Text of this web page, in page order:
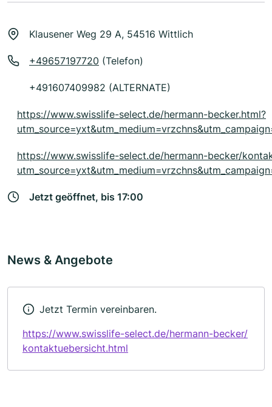
Klausener Weg 29 A, 54516 Wittlich
+49657197720 (Telefon)
+491607409982 (ALTERNATE)
https://www.swisslife-select.de/hermann-becker.html?
https://www.swisslife-select.de/hermann-becker/
Jetzt geöffnet, bis 17:00
News & Angebote
Jetzt Termin vereinbaren.
https://www.swisslife-select.de/hermann-becker/
kontaktuebersicht.html